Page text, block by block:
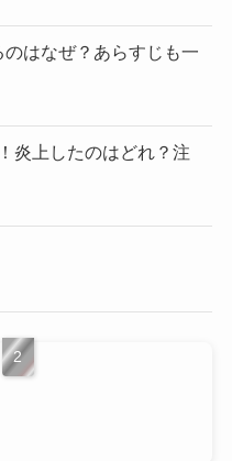
はなぜ？あらすじも一
炎上したのはどれ？注